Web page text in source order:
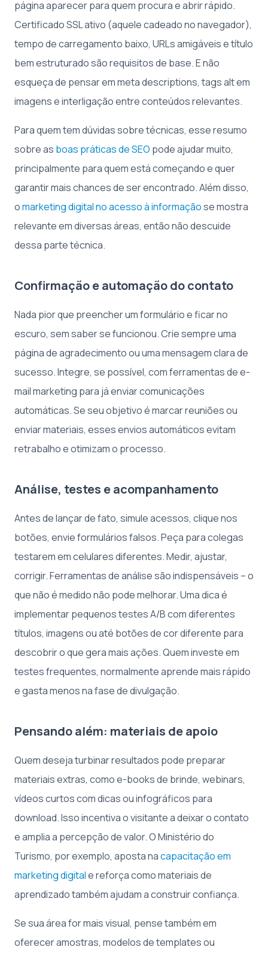
página aparecer para quem procura e abrir rápido.
Certificado SSL ativo (aquele cadeado no navegador),
tempo de carregamento baixo, URLs amigáveis e título
bem estruturado são requisitos de base. E não
esqueça de pensar em meta descriptions, tags alt em
imagens e interligação entre conteúdos relevantes.
Para quem tem dúvidas sobre técnicas, esse resumo
sobre as boas práticas de SEO pode ajudar muito,
principalmente para quem está começando e quer
garantir mais chances de ser encontrado. Além disso,
omarketing digital no acesso à informaçãose mostra
relevante em diversas áreas, então não descuide
dessa parte técnica.
Confirmação e automação do contato
Nada pior que preencher um formulário e ficar no
escuro, sem saber se funcionou. Crie sempre uma
página de agradecimento ou uma mensagem clara de
sucesso. Integre, se possível, com ferramentas de e-
mail marketing para já enviar comunicações
automáticas. Se seu objetivo é marcar reuniões ou
enviar materiais, esses envios automáticos evitam
retrabalho e otimizam o processo.
Análise, testes e acompanhamento
Antes de lançar de fato, simule acessos, clique nos
botões, envie formulários falsos. Peça para colegas
testarem em celulares diferentes. Medir, ajustar,
corrigir. Ferramentas de análise são indispensáveis – o
que não é medido não pode melhorar. Uma dica é
implementar pequenos testes A/B com diferentes
títulos, imagens ou até botões de cor diferente para
descobrir o que gera mais ações. Quem investe em
testes frequentes, normalmente aprende mais rápido
e gasta menos na fase de divulgação.
Pensando além: materiais de apoio
Quem deseja turbinar resultados pode preparar
materiais extras, como e-books de brinde, webinars,
vídeos curtos com dicas ou infográficos para
download. Isso incentiva o visitante a deixar o contato
e amplia a percepção de valor. O Ministério do
Turismo, por exemplo, aposta nacapacitação em
marketing digitale reforça como materiais de
aprendizado também ajudam a construir confiança.
Se sua área for mais visual, pense também em
oferecer amostras, modelos de templates ou